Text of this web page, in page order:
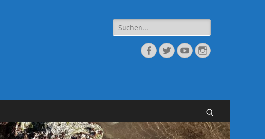
Suche
nach:
Facebook
TwitterYouTubeInstagram